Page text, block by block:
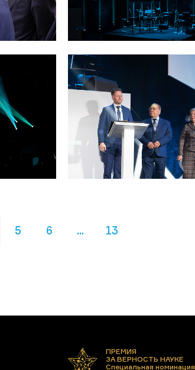
5 6 ... 13
ПРЕМИЯ
ЗА ВЕРНОСТЬ НАУКЕ
Специальная номинация